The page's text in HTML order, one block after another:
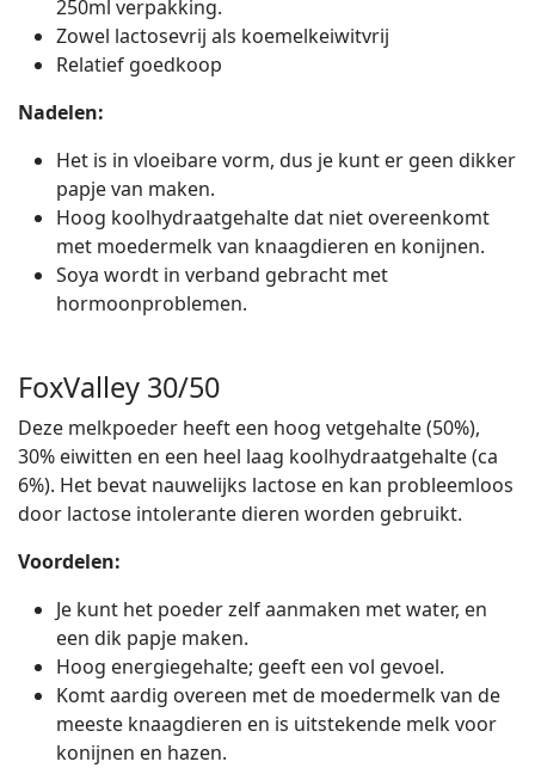
250ml verpakking.
Zowel lactosevrij als koemelkeiwitvrij
Relatief goedkoop
Nadelen:
Het is in vloeibare vorm, dus je kunt er geen dikker
papje van maken.
Hoog koolhydraatgehalte dat niet overeenkomt
met moedermelk van knaagdieren en konijnen.
Soya wordt in verband gebracht met
hormoonproblemen.
FoxValley 30/50
Deze melkpoeder heeft een hoog vetgehalte (50%),
30% eiwitten en een heel laag koolhydraatgehalte (ca
6%). Het bevat nauwelijks lactose en kan probleemloos
door lactose intolerante dieren worden gebruikt.
Voordelen:
Je kunt het poeder zelf aanmaken met water, en
een dik papje maken.
Hoog energiegehalte; geeft een vol gevoel.
Komt aardig overeen met de moedermelk van de
meeste knaagdieren en is uitstekende melk voor
konijnen en hazen.